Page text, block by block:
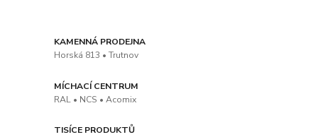
KAMENNÁ PRODEJNA
Horská 813 • Trutnov
MÍCHACÍ CENTRUM
RAL • NCS • Acomix
TISÍCE PRODUKTŮ